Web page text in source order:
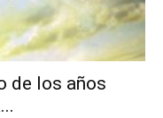
de los años